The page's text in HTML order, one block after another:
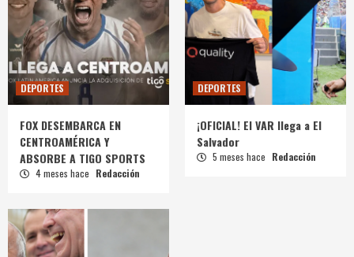
DEPORTES
FOX DESEMBARCA EN
CENTROAMÉRICA Y
ABSORBE A TIGO SPORTS
4 meses hace Redacción
DEPORTES
¡OFICIAL! El VAR llega a El
Salvador
5 meses hace Redacción